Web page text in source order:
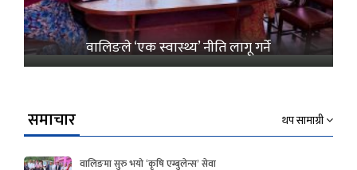
वालिङले ‘एक स्वास्थ्य’ नीति लागू गर्ने
समाचार थप सामाग्री
वालिङमा सुरु भयो ‘कृषि एम्बुलेन्स’ सेवा